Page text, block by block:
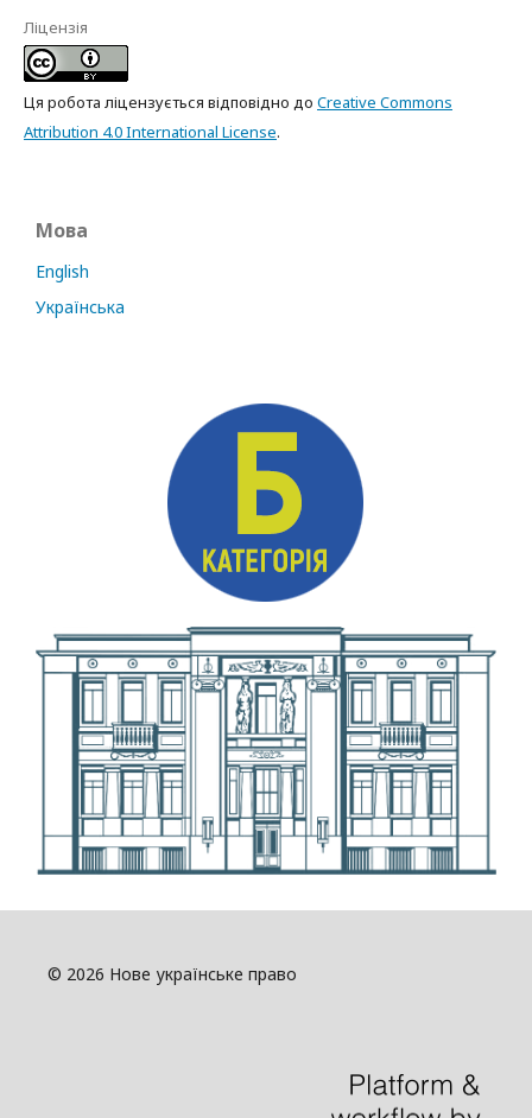
Ліцензія
Ця робота ліцензується відповідно до Creative Commons
Attribution 4.0 International License.
Мова
English
Українська
© 2026 Нове українське право